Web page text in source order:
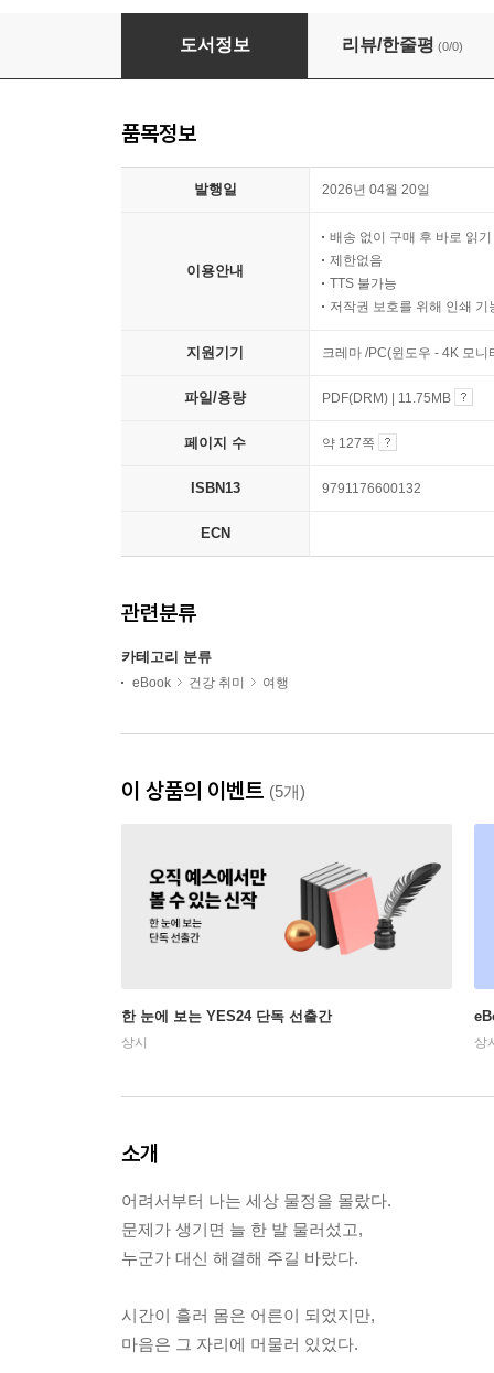
나는 어른이 되기 위해 떠났다
도서정보 리뷰/한줄평 (0/0)
품목정보
발행일 2026년 04월 20일
이용안내
배송 없이 구매 후 바로 읽기
제한없음
TTS 불가능
저작권 보호를 위해 인쇄 기
지원기기 크레마 /PC(윈도우 - 4K 모
파일/용량 PDF(DRM) | 11.75MB
페이지 수 약 127쪽
ISBN13 9791176600132
ECN
관련분류
카테고리 분류
eBook 건강 취미 여행
이 상품의 이벤트 (5개)
한 눈에 보는 YES24 단독 선출간
상시 상
소개
어려서부터 나는 세상 물정을 몰랐다.
문제가 생기면 늘 한 발 물러섰고,
누군가 대신 해결해 주길 바랐다.
시간이 흘러 몸은 어른이 되었지만,
마음은 그 자리에 머물러 있었다.